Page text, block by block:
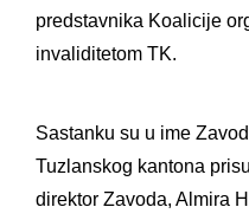
predstavnika Koalicije
invaliditetom TK.
Sastanku su u ime
Tuzlanskog kantona
direktor Zavoda, Almira